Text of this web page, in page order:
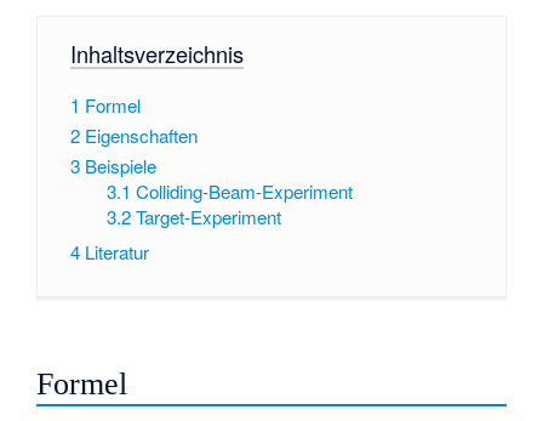
Inhaltsverzeichnis
1 Formel
2 Eigenschaften
3 Beispiele
3.1 Colliding-Beam-Experiment
3.2 Target-Experiment
4 Literatur
Formel